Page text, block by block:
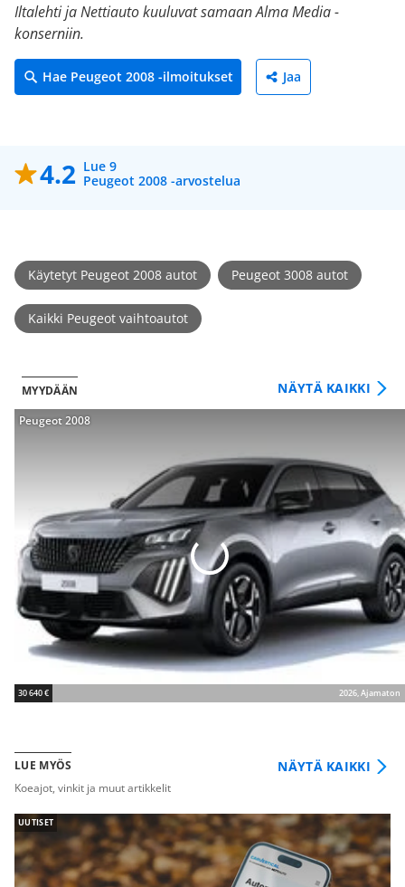
Iltalehti ja Nettiauto kuuluvat samaan Alma Media -
konserniin.
Hae Peugeot 2008 -ilmoitukset Jaa
4.2 Lue 9
Peugeot 2008 -arvostelua
Käytetyt Peugeot 2008 autot Peugeot 3008 autot
Kaikki Peugeot vaihtoautot
MYYDÄÄN NÄYTÄ KAIKKI
Peugeot 2008
30 640 € 2026, Ajamaton
LUE MYÖS
Koeajot, vinkit ja muut artikkelit
NÄYTÄ KAIKKI
UUTISET